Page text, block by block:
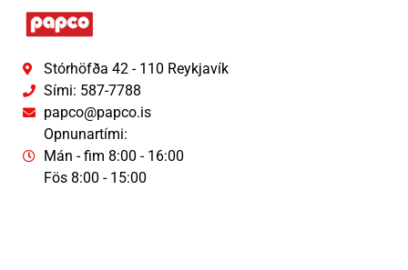
Stórhöfða 42 - 110 Reykjavík
Sími: 587-7788
papco@papco.is
Opnunartími:
Mán - fim 8:00 - 16:00
Fös 8:00 - 15:00